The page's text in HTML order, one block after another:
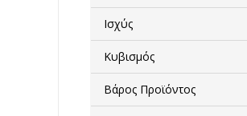
Ισχύς
Κυβισμός
Βάρος Προϊόντος